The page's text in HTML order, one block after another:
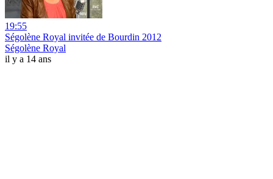
19:55
Ségolène Royal invitée de Bourdin 2012
Ségolène Royal
il y a 14 ans